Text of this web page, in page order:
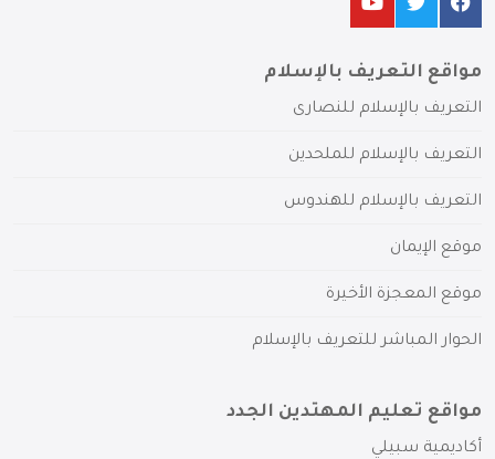
مواقع التعريف بالإسلام
التعريف بالإسلام للنصارى
التعريف بالإسلام للملحدين
التعريف بالإسلام للهندوس
موقع الإيمان
موقع المعجزة الأخيرة
الحوار المباشر للتعريف بالإسلام
مواقع تعليم المهتدين الجدد
أكاديمية سبيلي